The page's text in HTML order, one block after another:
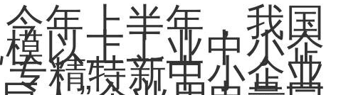
年上半年，我国
以上工业中小企
精特新中小企业